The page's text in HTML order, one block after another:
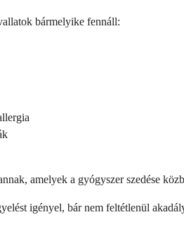
bármelyike fennáll:
amelyek a gyógyszer szedése
igényel, bár nem feltétlenül